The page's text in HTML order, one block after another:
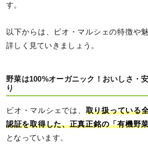
す。
以下からは、ビオ・マルシェの特徴や
詳しく見ていきましょう。
野菜は100%オーガニック！おいしさ・
り
ビオ・マルシェでは、 取り扱っている
認証を取得した、正真正銘の「有機野
となっています。